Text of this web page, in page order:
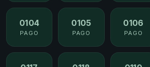
0104
PAGO
0105
PAGO
0106
PAGO